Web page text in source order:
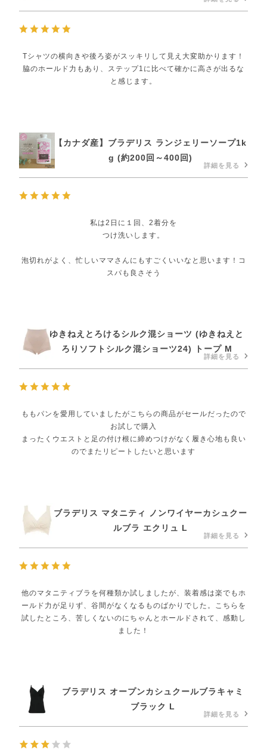
Tシャツの横向きや後ろ姿がスッキリして見え大変助かります！
脇のホールド力もあり、ステップ1に比べて確かに高さが出るな
と感じます。
【カナダ産】ブラデリス ランジェリーソープ1k
g (約200回～400回)
詳細を見る
私は2日に１回、2着分を
つけ洗いします。
泡切れがよく、忙しいママさんにもすごくいいなと思います！コ
スパも良さそう
ゆきねえとろけるシルク混ショーツ (ゆきねえと
ろりソフトシルク混ショーツ24) トープ M
詳細を見る
ももパンを愛用していましたがこちらの商品がセールだったので
お試しで購入
まったくウエストと足の付け根に締めつけがなく履き心地も良い
のでまたリピートしたいと思います
ブラデリス マタニティ ノンワイヤーカシュクー
ルブラ エクリュ L
詳細を見る
他のマタニティブラを何種類か試しましたが、装着感は楽でもホ
ールド力が足りず、谷間がなくなるものばかりでした。こちらを
試したところ、苦しくないのにちゃんとホールドされて、感動し
ました！
ブラデリス オープンカシュクールブラキャミ
ブラック L
詳細を見る